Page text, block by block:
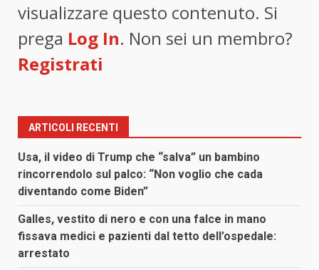
visualizzare questo contenuto. Si
prega Log In. Non sei un membro?
Registrati
ARTICOLI RECENTI
Usa, il video di Trump che “salva” un bambino
rincorrendolo sul palco: “Non voglio che cada
diventando come Biden”
Galles, vestito di nero e con una falce in mano
fissava medici e pazienti dal tetto dell’ospedale:
arrestato